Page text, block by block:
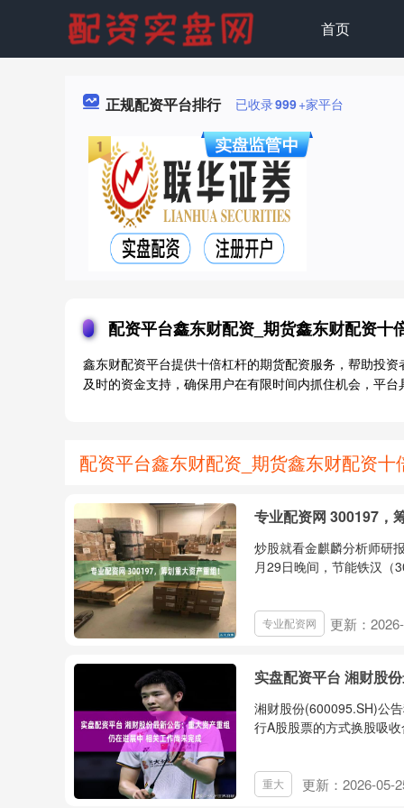
首页
正规配资平台排行 已收录999+家平台
配资平台鑫东财配资_期货鑫东财配资十
鑫东财配资平台提供十倍杠杆的期货配资服务，帮助投
及时的资金支持，确保用户在有限时间内抓住机会，平
配资平台鑫东财配资_期货鑫东财配资
专业配资网 300197，
炒股就看金麒麟分析师研
月29日晚间，节能铁汉（
专业配资网 更新：
实盘配资平台 湘财股
湘财股份(600095.SH)公
行A股股票的方式换股吸
重大 更新：2026-05-